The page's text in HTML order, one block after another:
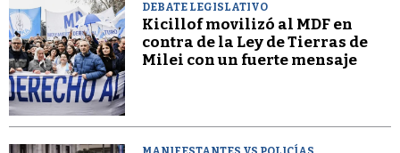
DEBATE LEGISLATIVO
Kicillof movilizó al MDF en
contra de la Ley de Tierras de
Milei con un fuerte mensaje